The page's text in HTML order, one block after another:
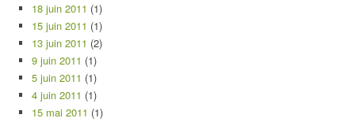
18 juin 2011 (1)
15 juin 2011 (1)
13 juin 2011 (2)
9 juin 2011 (1)
5 juin 2011 (1)
4 juin 2011 (1)
15 mai 2011 (1)